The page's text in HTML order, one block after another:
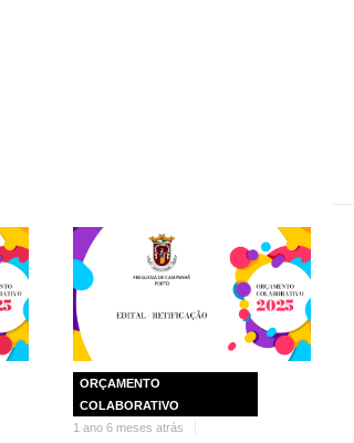
ORÇAMENTO
COLABORATIVO
1 ano 6 meses atrás